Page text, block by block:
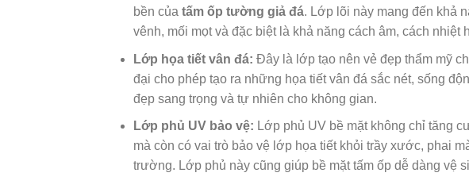
bền của tấm ốp tường giả đá. Lớp lõi này mang đến khả
vênh, mối mọt và đặc biệt là khả năng cách âm, cách nhiệt
Lớp họa tiết vân đá: Đây là lớp tạo nên vẻ đẹp thẩm mỹ
đại cho phép tạo ra những họa tiết vân đá sắc nét, sống
đẹp sang trọng và tự nhiên cho không gian.
Lớp phủ UV bảo vệ: Lớp phủ UV bề mặt không chỉ tăng
mà còn có vai trò bảo vệ lớp họa tiết khỏi trầy xước, phai
trường. Lớp phủ này cũng giúp bề mặt tấm ốp dễ dàng vệ